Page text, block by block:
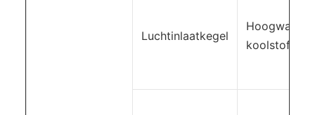
Luchtinlaatkegel
koolstofstaal